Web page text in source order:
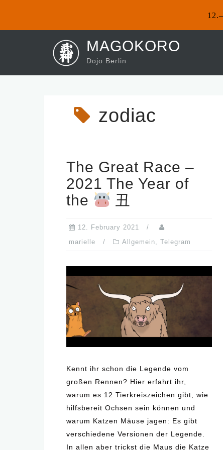
MAGOKORO
Dojo Berlin
zodiac
The Great Race –
2021 The Year of
the
丑
12. February 2021
marielle
Allgemein, Telegram
Kennt ihr schon die Legende vom
großen Rennen? Hier erfahrt ihr,
warum es 12 Tierkreiszeichen gibt, wie
hilfsbereit Ochsen sein können und
warum Katzen Mäuse jagen: Es gibt
verschiedene Versionen der Legende.
In allen aber trickst die Maus die Katze